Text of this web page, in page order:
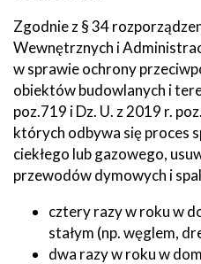
Zgodnie z § 34
Wewnętrznych i
w sprawie ochrony
obiektów budowlanych i
poz.719 i Dz. U. z 2019 r.
których odbywa się proces
ciekłego lub gazowego,
przewodów dymowych i
cztery razy w roku w
stałym (np. węglem,
dwa razy w roku w